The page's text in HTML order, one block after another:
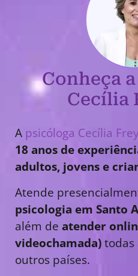
Conheça
Cecília
A psicóloga Cecília
18 anos de
adultos, jovens e
Atende
psicologia em Santo
além de atender
videochamada)todas
outros países.